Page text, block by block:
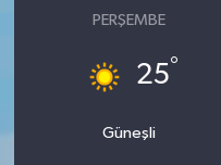
PERŞEMBE
25°
Güneşli